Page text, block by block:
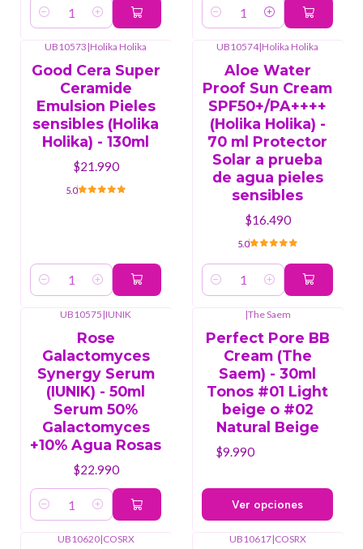
Cantidad Cantidad
UB10573|Holika Holika
Good Cera Super
Ceramide
Emulsion Pieles
sensibles (Holika
Holika) - 130ml
$21.990
5.0
Cantidad
UB10574|Holika Holika
Aloe Water
Proof Sun Cream
SPF50+/PA++++
(Holika Holika) -
70 ml Protector
Solar a prueba
de agua pieles
sensibles
$16.490
5.0
Cantidad
UB10575|IUNIK
Rose
Galactomyces
Synergy Serum
(IUNIK) - 50ml
Serum 50%
Galactomyces
+10% Agua Rosas
$22.990
Cantidad
|The Saem
Perfect Pore BB
Cream (The
Saem) - 30ml
Tonos #01 Light
beige o #02
Natural Beige
$9.990
Ver opciones
UB10620|COSRX UB10617|COSRX